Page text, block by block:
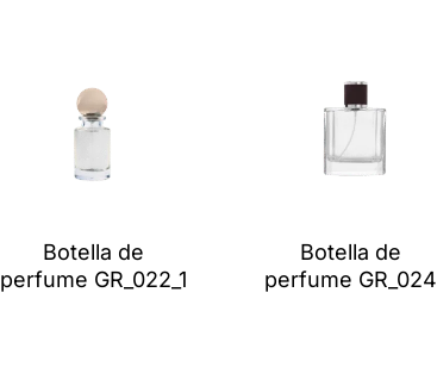
Botella de
perfume GR_022_1
Botella de
perfume GR_024